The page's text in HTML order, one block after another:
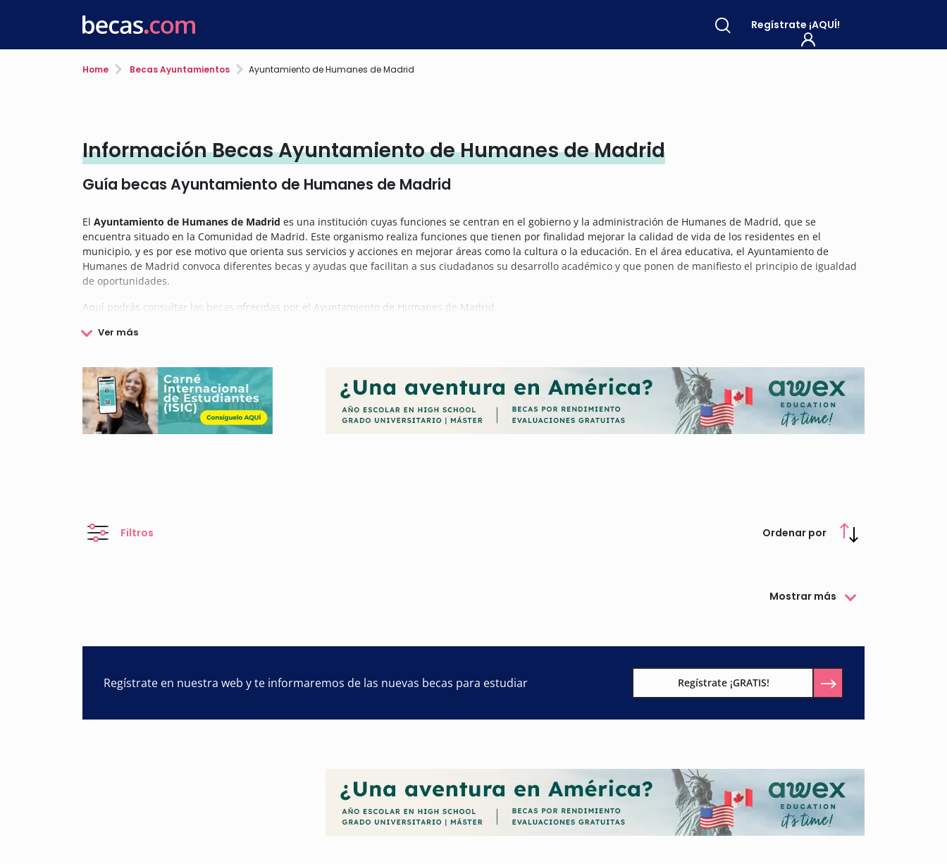
Regístrate ¡AQUÍ!
Home Becas Ayuntamientos Ayuntamiento de Humanes de Madrid
Información Becas Ayuntamiento de Humanes de Madrid
Guía becas Ayuntamiento de Humanes de Madrid
El Ayuntamiento de Humanes de Madrid es una institución cuyas funciones se centran en el gobierno y la administración de Humanes de Madrid, que se
encuentra situado en la Comunidad de Madrid. Este organismo realiza funciones que tienen por finalidad mejorar la calidad de vida de los residentes en el
municipio, y es por ese motivo que orienta sus servicios y acciones en mejorar áreas como la cultura o la educación. En el área educativa, el Ayuntamiento de
Humanes de Madrid convoca diferentes becas y ayudas que facilitan a sus ciudadanos su desarrollo académico y que ponen de manifiesto el principio de igualdad
de oportunidades.
Aquí podrás consultar las becas ofrecidas por el Ayuntamiento de Humanes de Madrid.
Filtros Ordenar por
Mostrar más
Regístrate en nuestra web y te informaremos de las nuevas becas para estudiar Regístrate ¡GRATIS!